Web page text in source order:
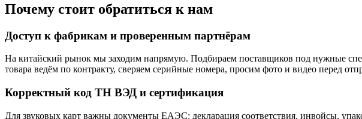
Почему стоит обратиться к нам
Доступ к фабрикам и проверенным партнёрам
На китайский рынок мы заходим напрямую. Подбираем поставщиков под нужные
товара ведём по контракту, сверяем серийные номера, просим фото и видео перед
Корректный код ТН ВЭД и сертификация
Для звуковых карт важны документы ЕАЭС: декларация соответствия, инвойсы,